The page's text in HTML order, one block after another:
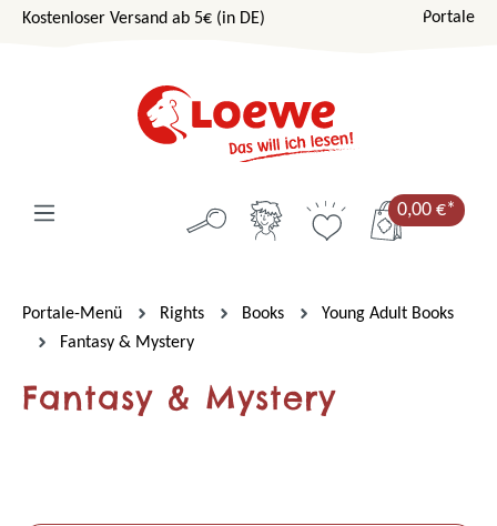
Zum Hauptinhalt springen
Kostenloser Versand ab 5€ (in DE) Portale
0,00 €*
Portale-Menü Rights Books
Young Adult Books
Fantasy & Mystery
Fantasy & Mystery